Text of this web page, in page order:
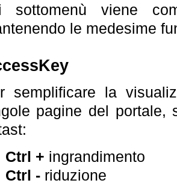
sottomenù viene
le medesime
semplificare la
pagine del portale,
Ctrl + ingrandimento
Ctrl -riduzione